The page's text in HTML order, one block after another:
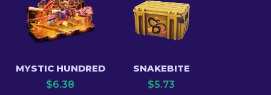
MYSTIC HUNDRED
$6.38
SNAKEBITE
$5.73